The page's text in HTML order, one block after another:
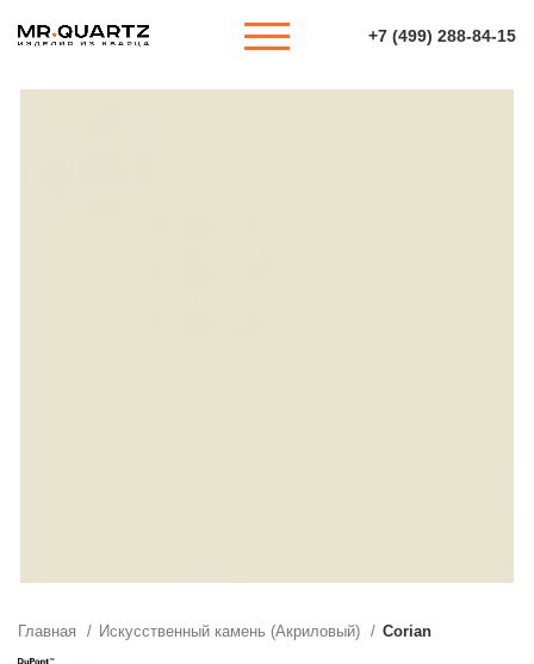
+7 (499) 288-84-15
Главная Искусственный камень (Акриловый) Corian